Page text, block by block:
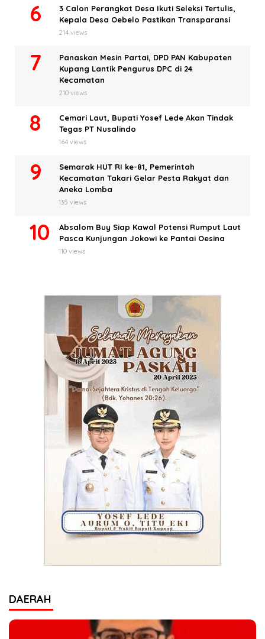
3 Calon Perangkat Desa Ikuti Seleksi Tertulis,
Kepala Desa Oebelo Pastikan Transparansi
214 views
Panaskan Mesin Partai, DPD PAN Kabupaten
Kupang Lantik Pengurus DPC di 24
Kecamatan
210 views
Cemari Laut, Bupati Yosef Lede Akan Tindak
Tegas PT Nusalindo
164 views
Semarak HUT RI ke-81, Pemerintah
Kecamatan Takari Gelar Pesta Rakyat dan
Aneka Lomba
135 views
Absalom Buy Siap Kawal Potensi Rumput Laut
Pasca Kunjungan Jokowi ke Pantai Oesina
110 views
DAERAH